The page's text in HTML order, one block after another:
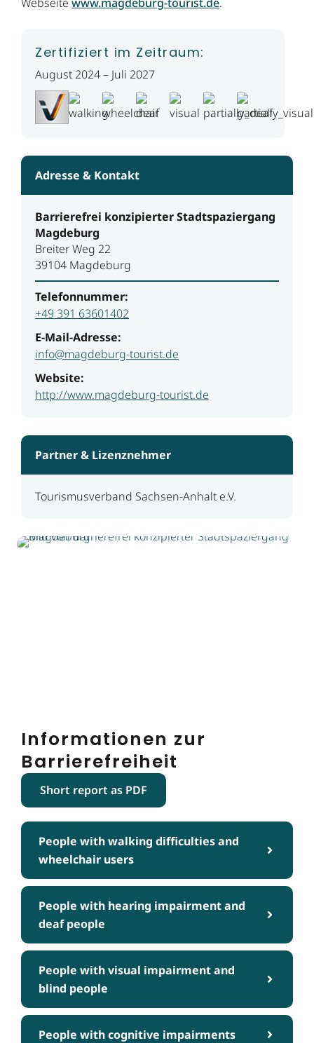
Zertifiziert im Zeitraum:
August 2024 – Juli 2027
Adresse & Kontakt
Barrierefrei konzipierter Stadtspaziergang
Magdeburg
Breiter Weg 22
39104 Magdeburg
Telefonnummer:
+49 391 63601402
E-Mail-Adresse:
info@magdeburg-tourist.de
Website:
http://www.magdeburg-tourist.de
Partner & Lizenznehmer
Tourismusverband Sachsen-Anhalt e.V.
Informationen zur
Barrierefreiheit
Short report as PDF
People with walking difficulties and
wheelchair users
People with hearing impairment and
deaf people
People with visual impairment and
blind people
People with cognitive impairments